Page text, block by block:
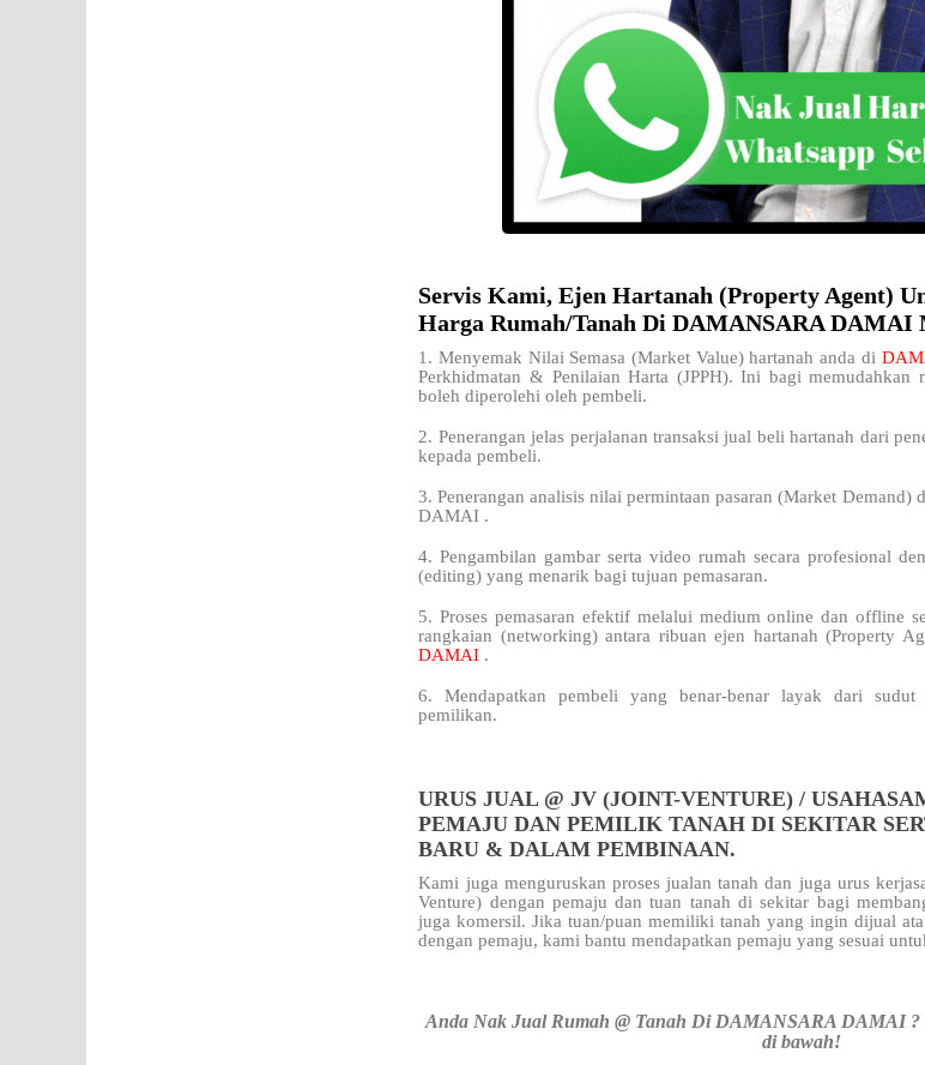
Servis Kami, Ejen Hartanah (Property Agent)
Harga Rumah/Tanah Di DAMANSARA DAMAI
1. Menyemak Nilai Semasa (Market Value) hartanah anda di
Perkhidmatan & Penilaian Harta (JPPH). Ini bagi memudahkan
boleh diperolehi oleh pembeli.
2. Penerangan jelas perjalanan transaksi jual beli hartanah dari
kepada pembeli.
3. Penerangan analisis nilai permintaan pasaran (Market Demand)
DAMAI .
4. Pengambilan gambar serta video rumah secara profesional
(editing) yang menarik bagi tujuan pemasaran.
5. Proses pemasaran efektif melalui medium online dan offline
rangkaian (networking) antara ribuan ejen hartanah (Property
DAMAI .
6. Mendapatkan pembeli yang benar-benar layak dari sudut
pemilikan.
URUS JUAL @ JV (JOINT-VENTURE) /
PEMAJU DAN PEMILIK TANAH DI SEKITAR
BARU & DALAM PEMBINAAN.
Kami juga menguruskan proses jualan tanah dan juga urus
Venture) dengan pemaju dan tuan tanah di sekitar bagi
juga komersil. Jika tuan/puan memiliki tanah yang ingin dijual
dengan pemaju, kami bantu mendapatkan pemaju yang sesuai
Anda Nak Jual Rumah @ Tanah Di DAMANSARA DAMAI ?
di bawah!